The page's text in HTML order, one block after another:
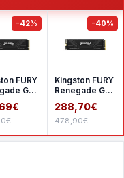
-42%
FURY
G5
-40%
Kingston FURY
Renegade G5 -
288,70€
478,90€